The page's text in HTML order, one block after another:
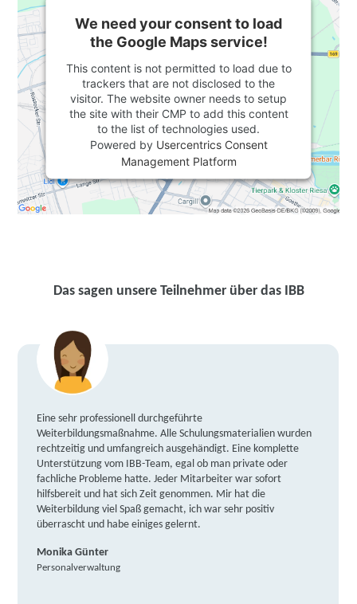
We need your consent to load
the Google Maps service!
This content is not permitted to load due to
trackers that are not disclosed to the
visitor. The website owner needs to setup
the site with their CMP to add this content
to the list of technologies used.
Powered by Usercentrics Consent
Management Platform
Das sagen unsere Teilnehmer über das IBB
Eine sehr professionell durchgeführte
Weiterbildungsmaßnahme. Alle Schulungsmaterialien wurden
rechtzeitig und umfangreich ausgehändigt. Eine komplette
Unterstützung vom IBB-Team, egal ob man private oder
fachliche Probleme hatte. Jeder Mitarbeiter war sofort
hilfsbereit und hat sich Zeit genommen. Mir hat die
Weiterbildung viel Spaß gemacht, ich war sehr positiv
überrascht und habe einiges gelernt.
Monika Günter
Personalverwaltung